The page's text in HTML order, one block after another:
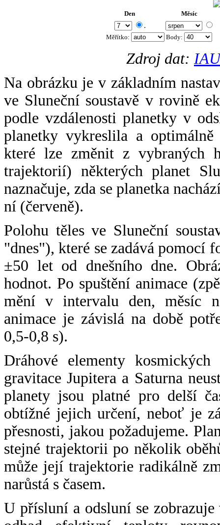
Den Měsíc
.
Měřítko: Body:
Zdroj dat:
Na obrázku je v základním
ve Sluneční soustavě v rovině
podle vzdálenosti planetky v
planetky vykreslila a
které lze změnit z vybraných
trajektorií) některých planet
naznačuje, zda se planetka
ní (červeně).
Polohu těles ve Sluneční
"dnes"), které se zadává pomocí
±50 let od dnešního dne.
hodnot. Po spuštění animace
mění v intervalu den, měsíc
animace je závislá na době
0,5-0,8 s).
Dráhové elementy
gravitace Jupitera a Saturna
planety jsou platné pro delší
obtížné jejich určení, neboť je
přesnosti, jakou požadujeme.
stejné trajektorii po několik
může její trajektorie radikálně
narůstá s časem.
U přísluní a odsluní se